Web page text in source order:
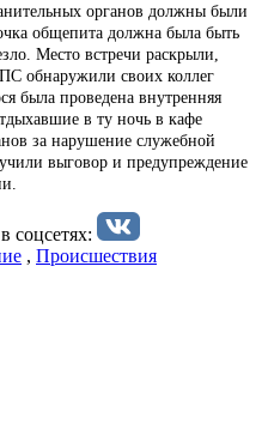
органов должны были
общепита должна была быть
Место встречи раскрыли,
обнаружили своих коллег
была проведена внутренняя
в ту ночь в кафе
за нарушение служебной
выговор и предупреждение
соцсетях:
, Происшествия